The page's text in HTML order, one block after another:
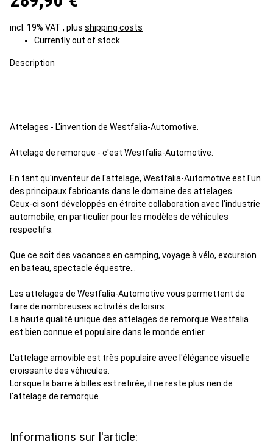
incl. 19% VAT , plus shipping costs
Currently out of stock
Description
Attelages - L'invention de Westfalia-Automotive.
Attelage de remorque - c'est Westfalia-Automotive.
En tant qu'inventeur de l'attelage, Westfalia-Automotive est l'un
des principaux fabricants dans le domaine des attelages.
Ceux-ci sont développés en étroite collaboration avec l'industrie
automobile, en particulier pour les modèles de véhicules
respectifs.
Que ce soit des vacances en camping, voyage à vélo, excursion
en bateau, spectacle équestre...
Les attelages de Westfalia-Automotive vous permettent de
faire de nombreuses activités de loisirs.
La haute qualité unique des attelages de remorque Westfalia
est bien connue et populaire dans le monde entier.
L'attelage amovible est très populaire avec l'élégance visuelle
croissante des véhicules.
Lorsque la barre à billes est retirée, il ne reste plus rien de
l'attelage de remorque.
Informations sur l'article: